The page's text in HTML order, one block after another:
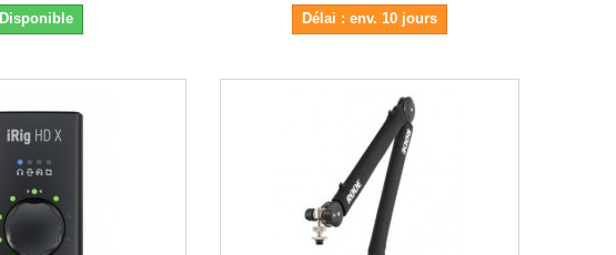
Disponible Délai : env. 10 jours